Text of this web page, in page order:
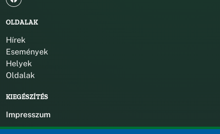
OLDALAK
Hírek
Események
Helyek
Oldalak
KIEGÉSZÍTÉS
Impresszum